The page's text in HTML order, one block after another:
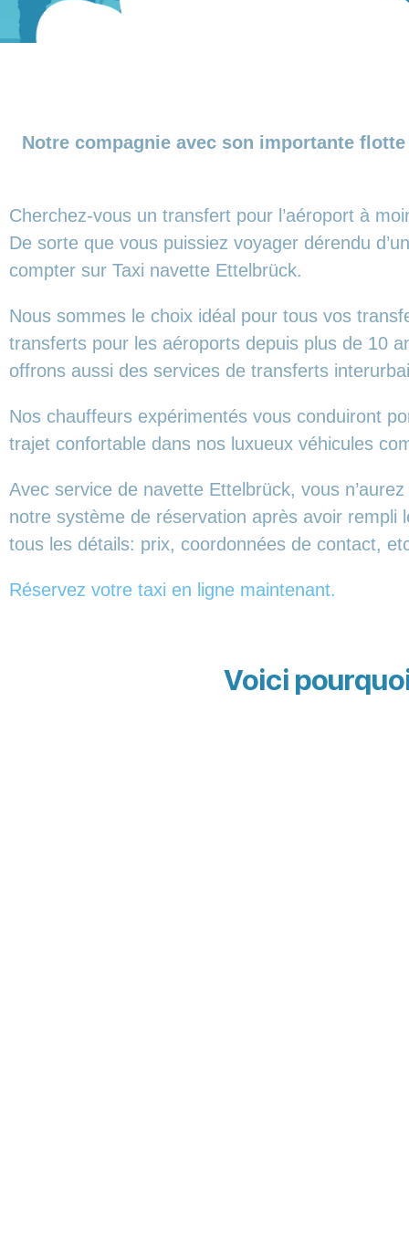
Notre compagnie avec son importante
Cherchez-vous un transfert pour l’aéroport à
De sorte que vous puissiez voyager dérendu
compter sur Taxi navette Ettelbrück.
Nous sommes le choix idéal pour tous vos
transferts pour les aéroports depuis plus de 10
offrons aussi des services de transferts
Nos chauffeurs expérimentés vous conduiront
trajet confortable dans nos luxueux véhicules
Avec service de navette Ettelbrück, vous
notre système de réservation après avoir rempli
tous les détails: prix, coordonnées de contact,
Réservez votre taxi en ligne maintenant.
Voici